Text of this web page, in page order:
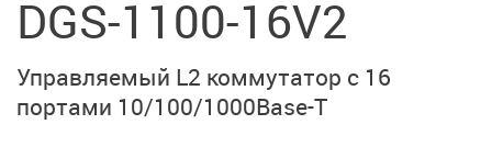
DGS-1100-16V2
Управляемый L2 коммутатор c 16
портами 10/100/1000Base-T